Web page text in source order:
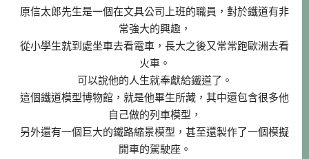
原信太郎先生是一個在文具公司上班的職員，對於鐵道有非
常強大的興趣，
從小學生就到處坐車去看電車，長大之後又常常跑歐洲去看
火車。
可以說他的人生就奉獻給鐵道了。
這個鐵道模型博物館，就是他畢生所藏，其中還包含很多他
自己做的列車模型，
另外還有一個巨大的鐵路縮景模型，甚至還製作了一個模擬
開車的駕駛座。